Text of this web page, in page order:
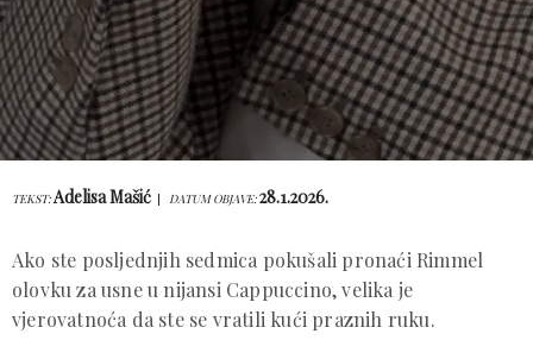
TEKST:Adelisa Mašić DATUM OBJAVE:28.1.2026.
Ako ste posljednjih sedmica pokušali pronaći Rimmel
olovku za usne u nijansi Cappuccino, velika je
vjerovatnoća da ste se vratili kući praznih ruku.